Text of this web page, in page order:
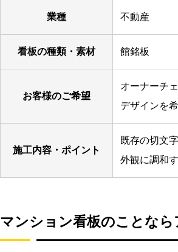
業種 不動産
看板の種類・素材 館銘板
お客様のご希望
オーナーチ
デザインを希
施工内容・ポイント
既存の切文
外観に調和
マンション看板のことな